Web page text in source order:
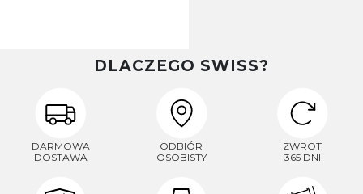
DLACZEGO SWISS?
DARMOWA
DOSTAWA
ODBIÓR
OSOBISTY
ZWROT
365 DNI